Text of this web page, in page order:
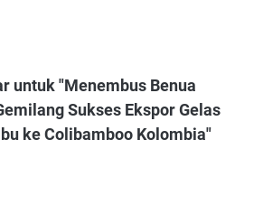
untuk "Menembus Benua
Sukses Ekspor Gelas
ke Colibamboo Kolombia"